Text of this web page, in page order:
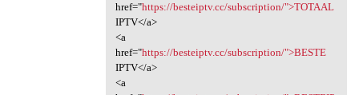
href="https://besteiptv.cc/subscription/">TOTAAL
IPTV</a>
<a
href="https://besteiptv.cc/subscription/">BESTE
IPTV</a>
<a